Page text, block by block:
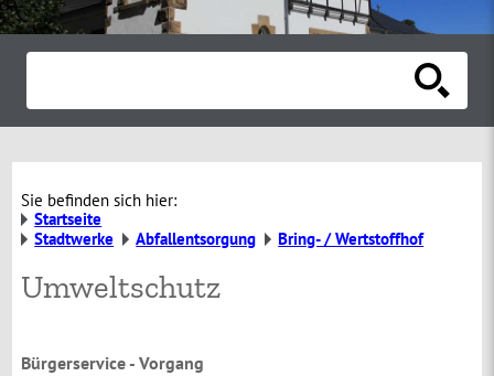
Sie befinden sich hier:
Startseite
Stadtwerke
Abfallentsorgung Bring- / Wertstoffhof
Umweltschutz
Bürgerservice - Vorgang